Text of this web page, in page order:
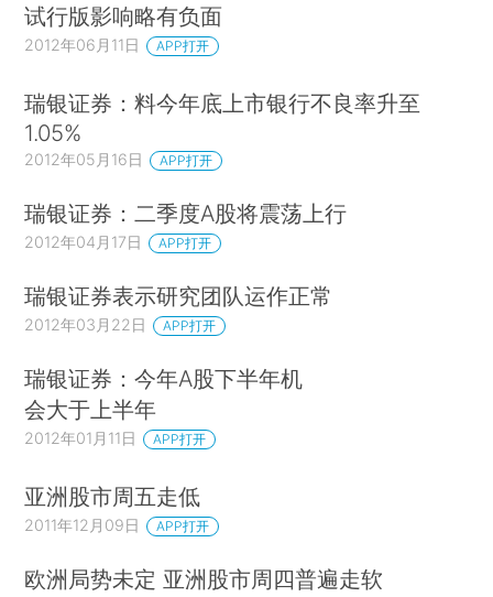
试行版影响略有负面
2012年06月11日 APP打开
瑞银证券：料今年底上市银行不良率升至
1.05%
2012年05月16日 APP打开
瑞银证券：二季度A股将震荡上行
2012年04月17日 APP打开
瑞银证券表示研究团队运作正常
2012年03月22日 APP打开
瑞银证券：今年A股下半年机
会大于上半年
2012年01月11日 APP打开
亚洲股市周五走低
2011年12月09日 APP打开
欧洲局势未定 亚洲股市周四普遍走软